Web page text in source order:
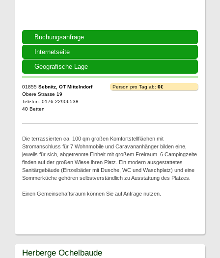
Buchungsanfrage
Internetseite
Geografische Lage
01855 Sebnitz, OT Mittelndorf
Obere Strasse 19
Telefon: 0176-22906538
40 Betten
Person pro Tag ab: 6€
Die terrassierten ca. 100 qm großen Komfortstellflächen mit
Stromanschluss für 7 Wohnmobile und Caravananhänger bilden eine,
jeweils für sich, abgetrennte Einheit mit großem Freiraum. 6 Campingzelte
finden auf der großen Wiese ihren Platz. Ein modern ausgestattetes
Sanitärgebäude (Einzelbäder mit Dusche, WC und Waschplatz) und eine
Sommerküche gehören selbstverständlich zu Ausstattung des Platzes.
Einen Gemeinschaftsraum können Sie auf Anfrage nutzen.
Herberge Ochelbaude